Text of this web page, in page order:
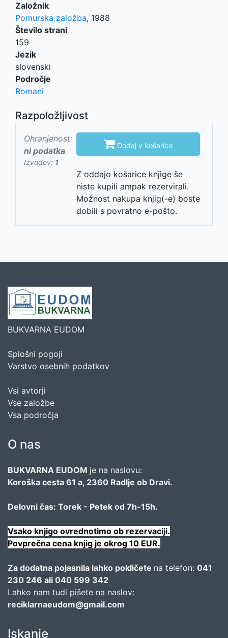
Založnik
Pomurska založba, 1988
Število strani
159
Jezik
slovenski
Področje
Romani
Razpoložljivost
Ohranjenost:
ni podatka
Izvodov: 1
 Dodaj v košarico
Z oddajo košarice knjige še
niste kupili ampak rezervirali.
Možnost nakupa knjig(-e) boste
dobili s povratno e-pošto.
BUKVARNA EUDOM
Splošni pogoji
Varstvo osebnih podatkov
Vsi avtorji
Vse založbe
Vsa področja
O nas
BUKVARNA EUDOM je na naslovu:
Koroška cesta 61 a, 2360 Radlje ob Dravi.
Delovni čas: Torek - Petek od 7h-15h.
Vsako knjigo ovrednotimo ob rezervaciji.
Povprečna cena knjig je okrog 10 EUR.
Za dodatna pojasnila lahko pokličete na telefon: 041
230 246 ali 040 599 342
Lahko nam tudi pišete na naslov:
reciklarnaeudom@gmail.com
Iskanje